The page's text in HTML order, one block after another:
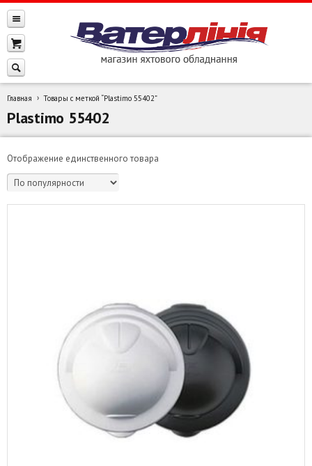
Главная Товары с меткой “Plastimo 55402”
Plastimo 55402
Отображение единственного товара